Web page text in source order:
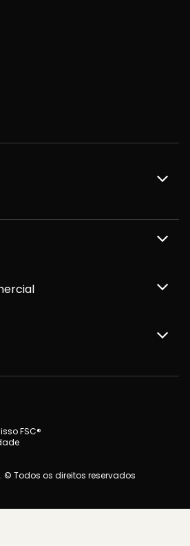
FSC®
© Todos os direitos reservados